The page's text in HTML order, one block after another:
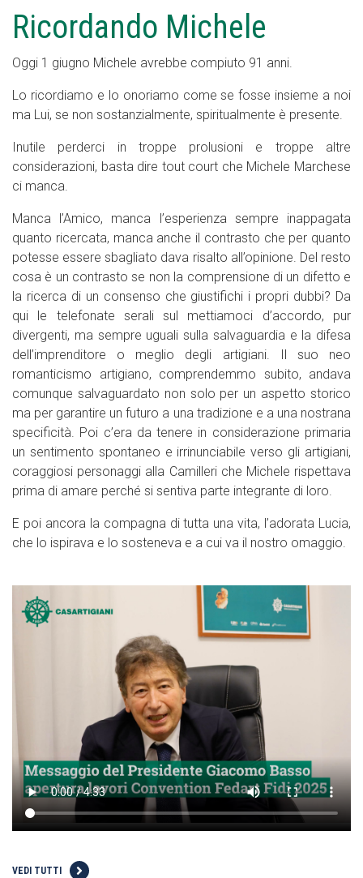
Ricordando Michele
Oggi 1 giugno Michele avrebbe compiuto 91 anni.
Lo ricordiamo e lo onoriamo come se fosse insieme a noi
ma Lui, se non sostanzialmente, spiritualmente è presente.
Inutile perderci in troppe prolusioni e troppe altre
considerazioni, basta dire tout court che Michele Marchese
ci manca.
Manca l’Amico, manca l’esperienza sempre inappagata
quanto ricercata, manca anche il contrasto che per quanto
potesse essere sbagliato dava risalto all’opinione. Del resto
cosa è un contrasto se non la comprensione di un difetto e
la ricerca di un consenso che giustifichi i propri dubbi? Da
qui le telefonate serali sul mettiamoci d’accordo, pur
divergenti, ma sempre uguali sulla salvaguardia e la difesa
dell’imprenditore o meglio degli artigiani. Il suo neo
romanticismo artigiano, comprendemmo subito, andava
comunque salvaguardato non solo per un aspetto storico
ma per garantire un futuro a una tradizione e a una nostrana
specificità. Poi c’era da tenere in considerazione primaria
un sentimento spontaneo e irrinunciabile verso gli artigiani,
coraggiosi personaggi alla Camilleri che Michele rispettava
prima di amare perché si sentiva parte integrante di loro.
E poi ancora la compagna di tutta una vita, l’adorata Lucia,
che lo ispirava e lo sosteneva e a cui va il nostro omaggio.
VEDI TUTTI